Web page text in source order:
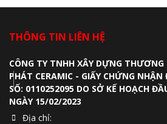
THÔNG TIN LIÊN HỆ
CÔNG TY TNHH XÂY DỰNG
PHÁT CERAMIC - GIẤY CHỨNG
SỐ: 0110252095 DO SỞ KẾ HOẠCH
NGÀY 15/02/2023
Địa chỉ: